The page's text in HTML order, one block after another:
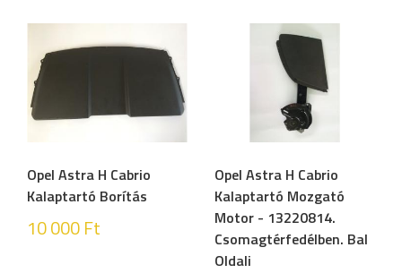
Opel Astra H Cabrio
Kalaptartó Borítás
10 000Ft
Opel Astra H Cabrio
Kalaptartó Mozgató
Motor - 13220814.
Csomagtérfedélben. Bal
Oldali